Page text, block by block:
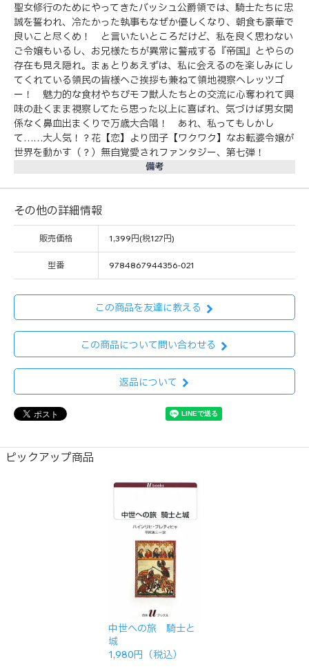
聖女修行のためにやってきたバッシュ公爵領では、騎士たちに忠
誠を誓われ、冷たかった執事もなぜか優しくなり、朝食も豪華で
良いこと尽くめ！ と言いたいところだけど、私を良く思わない
ご令嬢もいるし、お兄様たちが異常に警戒する『帝国』とやらの
存在も見え隠れ。まぁとりあえずは、私に会えるのを楽しみにし
てくれている領民の皆様へご挨拶も兼ねて領地視察へレッツゴ
ー！ 魅力的な食材やちびモフ獣人たちとの交流に心奪われて興
味の赴くまま視察してたら思った以上に喜ばれ、気づけば男女関
係なく鼻血出まくりで万歳大合唱！ あれ、私ってもしかし
て……大人気！？花【恋】より団子【ワクワク】なお転婆令嬢が
世界を動かす（？）無自覚愛されファンタジー、第七弾！
備考
その他の詳細情報
販売価格 1,399円(税127円)
型番 9784867944356-021
この商品を友達に教える
この商品について問い合わせる
返品について
ピックアップ商品
中世への旅 騎士と
城
1,980円（税込）